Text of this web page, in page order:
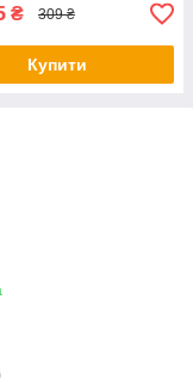
₴ 309 ₴
Купити